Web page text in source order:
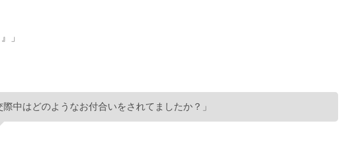
」
際中はどのようなお付合いをされてましたか？」